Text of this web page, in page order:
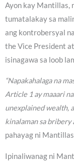
Ayon kay Mantillas,
tumatalakay sa
ang kontrobersyal
the Vice President
isinagawa sa loob
“Napakahalaga na
Article 1 ay maaari
unexplained wealth,
kinalaman sa
pahayag ni
Ipinaliwanag ni